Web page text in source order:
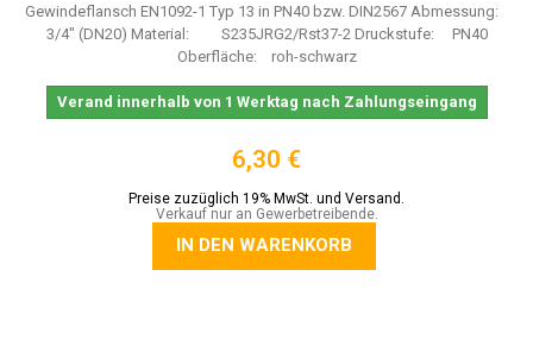
Gewindeflansch EN1092-1 Typ 13 in PN40 bzw. DIN2567 Abmessung:
3/4" (DN20) Material: S235JRG2/Rst37-2 Druckstufe: PN40
Oberfläche: roh-schwarz
Verand innerhalb von 1 Werktag nach Zahlungseingang
6,30 €
Preise zuzüglich 19% MwSt. und Versand.
Verkauf nur an Gewerbetreibende.
IN DEN WARENKORB